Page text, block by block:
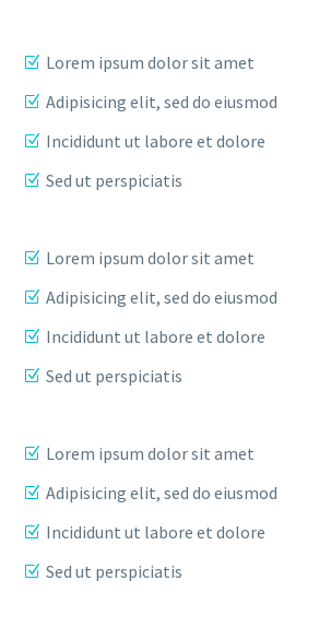
Lorem ipsum dolor sit amet
Adipisicing elit, sed do eiusmod
Incididunt ut labore et dolore
Sed ut perspiciatis
Lorem ipsum dolor sit amet
Adipisicing elit, sed do eiusmod
Incididunt ut labore et dolore
Sed ut perspiciatis
Lorem ipsum dolor sit amet
Adipisicing elit, sed do eiusmod
Incididunt ut labore et dolore
Sed ut perspiciatis